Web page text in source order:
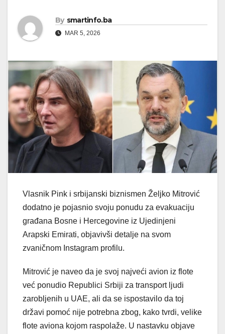
By smartinfo.ba
MAR 5, 2026
Vlasnik Pink i srbijanski biznismen Željko Mitrović
dodatno je pojasnio svoju ponudu za evakuaciju
građana Bosne i Hercegovine iz Ujedinjeni
Arapski Emirati, objavivši detalje na svom
zvaničnom Instagram profilu.
Mitrović je naveo da je svoj najveći avion iz flote
već ponudio Republici Srbiji za transport ljudi
zarobljenih u UAE, ali da se ispostavilo da toj
državi pomoć nije potrebna zbog, kako tvrdi, velike
flote aviona kojom raspolaže. U nastavku objave